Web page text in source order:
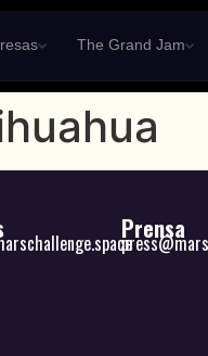
The Grand Jam
Prensa